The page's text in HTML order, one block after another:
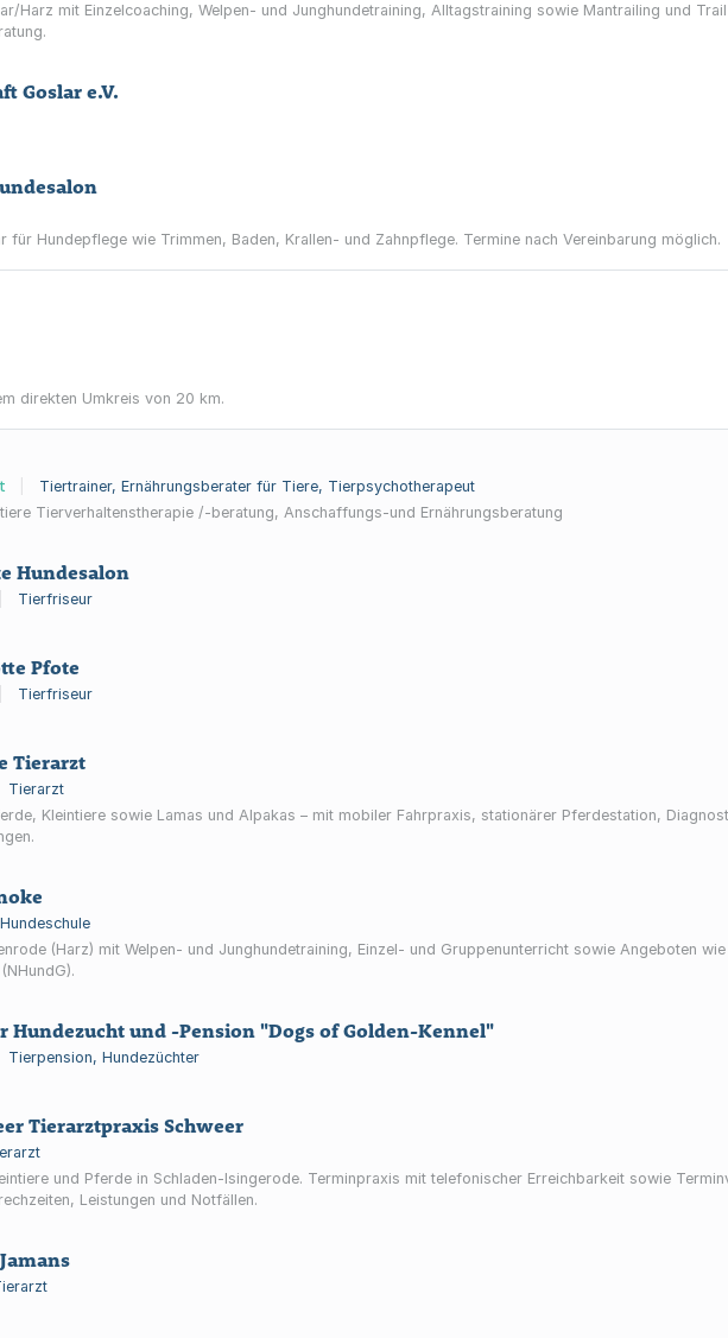
Harz mit Einzelcoaching, Welpen- und Junghundetraining, Alltagstraining sowie Mantrailing und
Goslar e.V.
für Hundepflege wie Trimmen, Baden, Krallen- und Zahnpflege. Termine nach Vereinbarung möglich.
direkten Umkreis von 20 km.
Tiertrainer, Ernährungsberater für Tiere, Tierpsychotherapeut
Hunde, Katzen, Kleintiere Tierverhaltenstherapie /-beratung, Anschaffungs-und Ernährungsberatung
Hundesalon
Tierfriseur
Pfote
Tierfriseur
Tierarzt
Tierarzt
Kleintiere sowie Lamas und Alpakas – mit mobiler Fahrpraxis, stationärer Pferdestation,
Hundeschule
(Harz) mit Welpen- und Junghundetraining, Einzel- und Gruppenunterricht sowie Angeboten
Hundezucht und -Pension "Dogs of Golden-Kennel"
Tierpension, Hundezüchter
Tierarztpraxis Schweer
und Pferde in Schladen-Isingerode. Terminpraxis mit telefonischer Erreichbarkeit sowie
Leistungen und Notfällen.